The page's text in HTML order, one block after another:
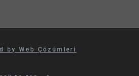
by Web Çözümleri